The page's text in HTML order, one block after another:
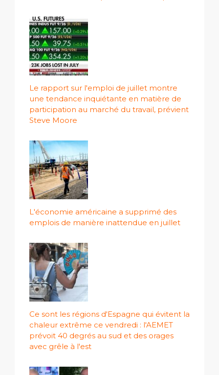
Le rapport sur l'emploi de juillet montre
une tendance inquiétante en matière de
participation au marché du travail, prévient
Steve Moore
L'économie américaine a supprimé des
emplois de manière inattendue en juillet
Ce sont les régions d'Espagne qui évitent la
chaleur extrême ce vendredi : l'AEMET
prévoit 40 degrés au sud et des orages
avec grêle à l'est